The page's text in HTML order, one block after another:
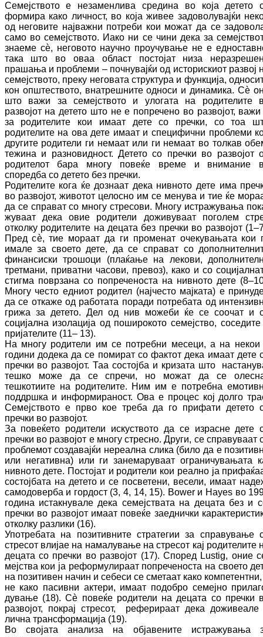
Семејството е незаменлива средина во која де­те­то
формира како личност, во која жи­вее задоволувајќи
од неговите нај­важ­ни потреби кои можат да се
само во семејството. Иако ни се чини дека за
знаеме сѐ, неговото научно проу­чу­ва­ње не е
така што во оваа об­лас­т постојат низа
прашања и про­блеми – почнувајќи од историскиот раз­вој
семејството, преку неговата структура и функција,
кон општеството, внат­­решните односи и динамика. Сѐ
што ва­жи за семејството и улогата на родителите
развојот на детето што не е попречено во раз­војот,
за родителите кои имаат дете со пречки, со тоа
родителите на ова дете имаат и специфични проблеми
дру­ги­те родители ги немаат или ги немаат во тол­кав
тежина и разновидност. Детето со пречки во развојот
родителот бара мно­гу повеќе време и внимание
споредба со детето без пречки.
Ро­ди­телите кога ќе дознаат дека нивното дете има
во развојот, животот це­лос­но им се менува и тие ќе
да се спра­ват со многу стресови. Многу истражувања
жуваат дека овие родители доживуваат по­го­лем
отколку родителите на децата без пречки во развојот (
Пред сѐ, тие мо­ра­ат да ги променат очекувањата кои
имале за своето дете, да се справат со
финансиски трошоци (плаќање на ле­кови,
третмани, приватни ча­со­ви, превоз), како и со
стиг­ма поврзана со попреченоста на нивното дете
Многу често едниот родител (нај­често мајката) е
да се откаже од работата поради потребата од
гри­жа за детето. Дел од нив можеби ќе се соо­чат и
социјална изолација од по­ши­ро­ко­то семејство,
пријателите (11– 13).
На многу родители им се потребни месеци, а на некои
години додека да се помират со фактот дека има­ат дете
пречки во развојот. Таа сос­тој­ба и кризата што
тешко може да се спре­чи, но можат да се
тешкотиите на родителите. Ним им е потребна
под­дршка и информираност. Ова е процес кој долго
Семејството е прво кое треба да го прифати детето
пречки во развојот.
За повеќето родители искуството да се из­рас­не дете
пречки во развојот е многу стрес­но. Други, се справуваат
проблемот соз­да­вајќи нереална слика (било да е
или негативна) или ги занемаруваат ог­ра­ничувањата
нивното дете. Постојат и ро­ди­тели кои реално ја
состојбата на детето и се посветени, весели, имаат
самодоверба и гордост (3, 4, 14, 15). Bowerи Hayes во
година ис­так­нувале дека семејствата на децата без и
пречки во развојот имаат повеќе заед­нич­ки
отколку разлики (16).
Употребата на позитивните стратегии за спра­ву­вање
стресот влијае на намалување на стресот кај родителите
децата со преч­ки во развојот (17). Според Lustig, оние
меј­ства кои ја реформулираат по­пре­че­носта на своето
на позитивен начин и се­бе­си се сметаат како компетентни,
не како па­сивни актери, имаат подобро семејно
дување (18). Сè повеќе родители на де­ца­та со пречки
развојот, покрај стресот, ре­фе­ри­раат дека
лична транс­фор­ма­ци­ја (19).
Во својата анализа на објавените ис­тра­жу­ва­ња